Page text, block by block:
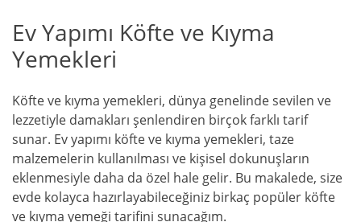
Ev Yapımı Köfte ve Kıyma
Yemekleri
Köfte ve kıyma yemekleri, dünya genelinde sevilen ve
lezzetiyle damakları şenlendiren birçok farklı tarif
sunar. Ev yapımı köfte ve kıyma yemekleri, taze
malzemelerin kullanılması ve kişisel dokunuşların
eklenmesiyle daha da özel hale gelir. Bu makalede, size
evde kolayca hazırlayabileceğiniz birkaç popüler köfte
ve kıyma yemeği tarifini sunacağım.